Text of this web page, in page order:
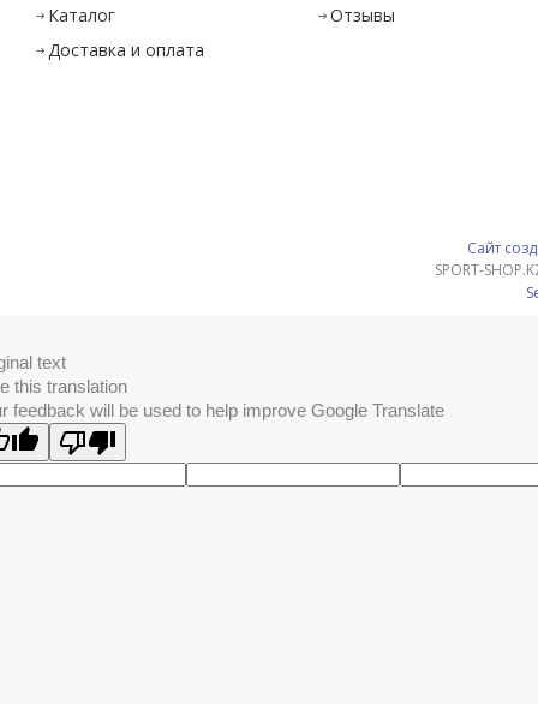
Каталог
Доставка и оплата
Отзывы
Сайт
SPORT-
text
this translation
feedback will be used to help improve Google Translate